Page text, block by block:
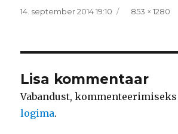
Postitatud
14. september 2014 19:10 Täissuurus
853 × 1280
Lisa kommentaar
Vabandust, kommenteerimiseks
logima.